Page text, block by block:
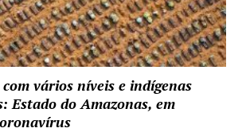
vários níveis e indígenas
Estado do Amazonas, em